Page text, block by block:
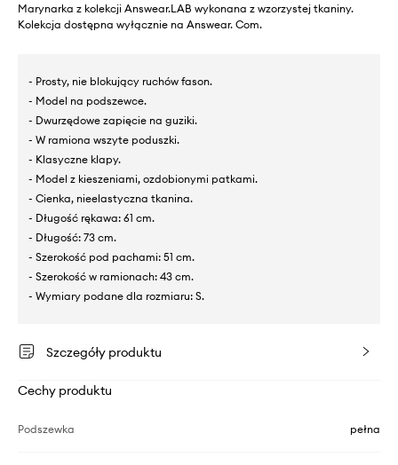
Marynarka z kolekcji Answear.LAB wykonana z wzorzystej tkaniny.
Kolekcja dostępna wyłącznie na Answear. Com.
- Prosty, nie blokujący ruchów fason.
- Model na podszewce.
- Dwurzędowe zapięcie na guziki.
- W ramiona wszyte poduszki.
- Klasyczne klapy.
- Model z kieszeniami, ozdobionymi patkami.
- Cienka, nieelastyczna tkanina.
- Długość rękawa: 61 cm.
- Długość: 73 cm.
- Szerokość pod pachami: 51 cm.
- Szerokość w ramionach: 43 cm.
- Wymiary podane dla rozmiaru: S.
Szczegóły produktu
Cechy produktu
Podszewka pełna